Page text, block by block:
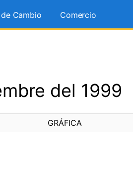
Cambio Comercio
del 1999
GRÁFICA